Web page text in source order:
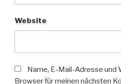
Website
Name, E-Mail-Adresse und
Browser für meinen nächsten